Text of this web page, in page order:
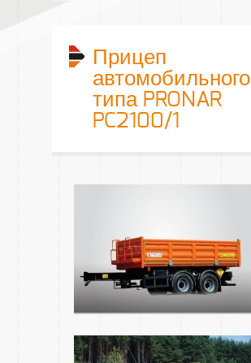
Прицеп
автомобильного
типа PRONAR
PC2100/1